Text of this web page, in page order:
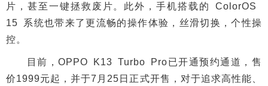
片，甚至一键拯救废片。此外，手机搭载的 ColorOS
15 系统也带来了更流畅的操作体验，丝滑切换，个性操
控。
目前，OPPO K13 Turbo Pro已开通预约通道，售
价1999元起，并于7月25日正式开售，对于追求高性能、